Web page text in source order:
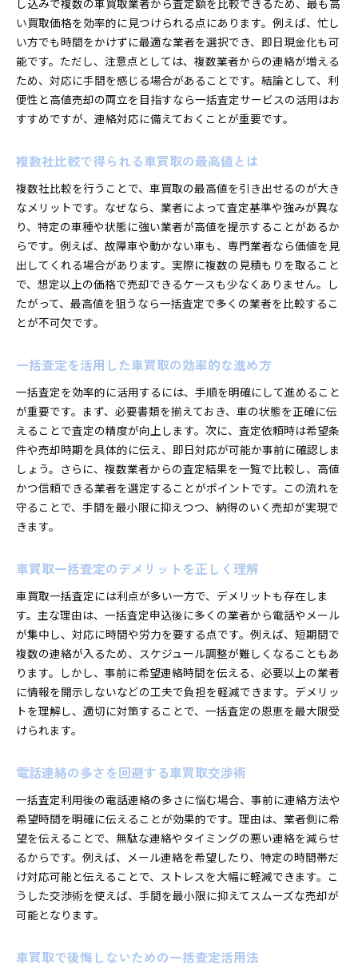
し込みで複数の車買取業者から査定額を比較できるため、最も高
い買取価格を効率的に見つけられる点にあります。例えば、忙し
い方でも時間をかけずに最適な業者を選択でき、即日現金化も可
能です。ただし、注意点としては、複数業者からの連絡が増える
ため、対応に手間を感じる場合があることです。結論として、利
便性と高値売却の両立を目指すなら一括査定サービスの活用はお
すすめですが、連絡対応に備えておくことが重要です。
複数社比較で得られる車買取の最高値とは
複数社比較を行うことで、車買取の最高値を引き出せるのが大き
なメリットです。なぜなら、業者によって査定基準や強みが異な
り、特定の車種や状態に強い業者が高値を提示することがあるか
らです。例えば、故障車や動かない車も、専門業者なら価値を見
出してくれる場合があります。実際に複数の見積もりを取ること
で、想定以上の価格で売却できるケースも少なくありません。し
たがって、最高値を狙うなら一括査定で多くの業者を比較するこ
とが不可欠です。
一括査定を活用した車買取の効率的な進め方
一括査定を効率的に活用するには、手順を明確にして進めること
が重要です。まず、必要書類を揃えておき、車の状態を正確に伝
えることで査定の精度が向上します。次に、査定依頼時は希望条
件や売却時期を具体的に伝え、即日対応が可能か事前に確認しま
しょう。さらに、複数業者からの査定結果を一覧で比較し、高値
かつ信頼できる業者を選定することがポイントです。この流れを
守ることで、手間を最小限に抑えつつ、納得のいく売却が実現で
きます。
車買取一括査定のデメリットを正しく理解
車買取一括査定には利点が多い一方で、デメリットも存在しま
す。主な理由は、一括査定申込後に多くの業者から電話やメール
が集中し、対応に時間や労力を要する点です。例えば、短期間で
複数の連絡が入るため、スケジュール調整が難しくなることもあ
ります。しかし、事前に希望連絡時間を伝える、必要以上の業者
に情報を開示しないなどの工夫で負担を軽減できます。デメリッ
トを理解し、適切に対策することで、一括査定の恩恵を最大限受
けられます。
電話連絡の多さを回避する車買取交渉術
一括査定利用後の電話連絡の多さに悩む場合、事前に連絡方法や
希望時間を明確に伝えることが効果的です。理由は、業者側に希
望を伝えることで、無駄な連絡やタイミングの悪い連絡を減らせ
るからです。例えば、メール連絡を希望したり、特定の時間帯だ
け対応可能と伝えることで、ストレスを大幅に軽減できます。こ
うした交渉術を使えば、手間を最小限に抑えてスムーズな売却が
可能となります。
車買取で後悔しないための一括査定活用法